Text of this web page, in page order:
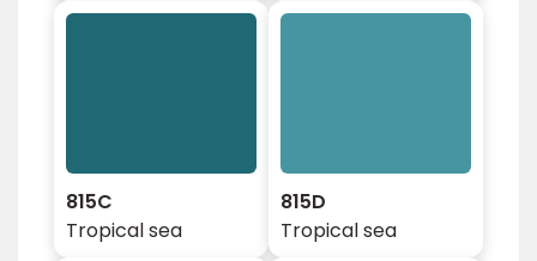
815C
Tropical sea
815D
Tropical sea